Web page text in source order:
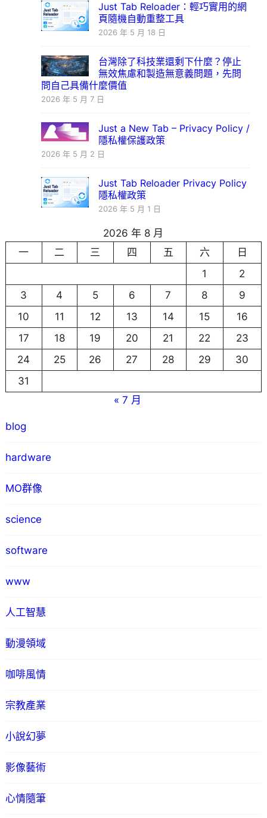
Just Tab Reloader：輕巧實用的網
頁隨機自動重整工具
2026 年 5 月 18 日
台灣除了科技業還剩下什麼？停止
無效焦慮和製造無意義問題，先問
問自己具備什麼價值
2026 年 5 月 7 日
Just a New Tab – Privacy Policy /
隱私權保護政策
2026 年 5 月 2 日
Just Tab Reloader Privacy Policy
隱私權政策
2026 年 5 月 1 日
2026 年 8 月
一
二 三 四 五 六
日
1
2
3
4 5 6 7 8
9
10
11 12 13 14 15
16
17
18 19 20 21 22
23
24
25 26 27 28 29
30
31
« 7 月
blog
hardware
MO群像
science
software
www
人工智慧
動漫領域
咖啡風情
宗教產業
小說幻夢
影像藝術
心情隨筆